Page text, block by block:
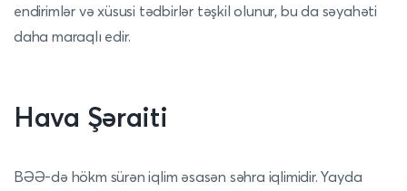
endirimlər və xüsusi tədbirlər təşkil olunur, bu da səyahəti
daha maraqlı edir.
Hava Şəraiti
BƏƏ-də hökm sürən iqlim əsasən səhra iqlimidir. Yayda